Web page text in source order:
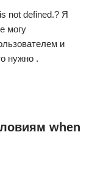
not defined.? Я
могу
и
нужно .
when